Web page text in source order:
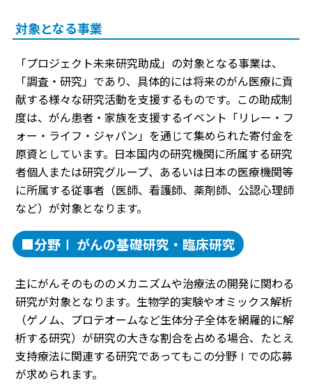
対象となる事業
「プロジェクト未来研究助成」の対象となる事業は、
「調査・研究」であり、具体的には将来のがん医療に貢
献する様々な研究活動を支援するものです。この助成制
度は、がん患者・家族を支援するイベント「リレー・フ
ォー・ライフ・ジャパン」を通じて集められた寄付金を
原資としています。日本国内の研究機関に所属する研究
者個人または研究グループ、あるいは日本の医療機関等
に所属する従事者（医師、看護師、薬剤師、公認心理師
など）が対象となります。
■分野Ⅰ がんの基礎研究・臨床研究
主にがんそのもののメカニズムや治療法の開発に関わる
研究が対象となります。生物学的実験やオミックス解析
（ゲノム、プロテオームなど生体分子全体を網羅的に解
析する研究）が研究の大きな割合を占める場合、たとえ
支持療法に関連する研究であってもこの分野Ⅰでの応募
が求められます。